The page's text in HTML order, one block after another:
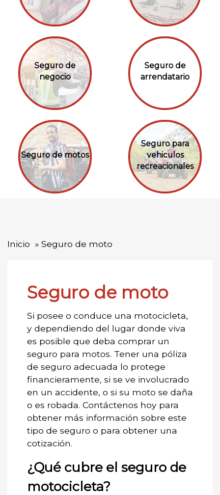
Seguro de
negocio
Seguro de
arrendatario
Seguro de motos
Seguro para
vehiculos
recreacionales
Inicio Seguro de moto
Seguro de moto
Si posee o conduce una motocicleta,
y dependiendo del lugar donde viva
es posible que deba comprar un
seguro para motos. Tener una póliza
de seguro adecuada lo protege
financieramente, si se ve involucrado
en un accidente, o si su moto se daña
o es robada. Contáctenos hoy para
obtener más información sobre este
tipo de seguro o para obtener una
cotización.
¿Qué cubre el seguro de
motocicleta?